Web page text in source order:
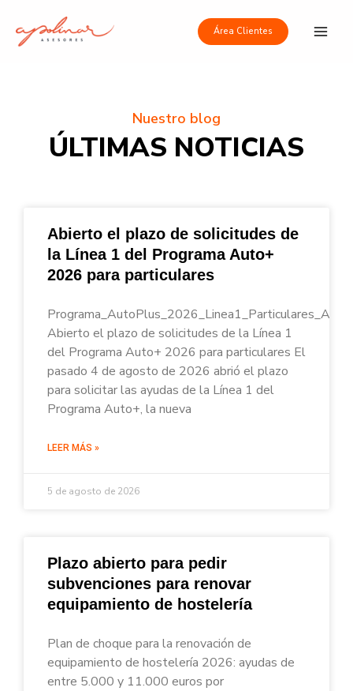
contenido
Área Clientes
Nuestro blog
ÚLTIMAS NOTICIAS
Abierto el plazo de solicitudes de
la Línea 1 del Programa Auto+
2026 para particulares
Abierto el plazo de solicitudes de la Línea 1
del Programa Auto+ 2026 para particulares El
pasado 4 de agosto de 2026 abrió el plazo
para solicitar las ayudas de la Línea 1 del
Programa Auto+, la nueva
LEER MÁS »
5 de agosto de 2026
Plazo abierto para pedir
subvenciones para renovar
equipamiento de hostelería
Plan de choque para la renovación de
equipamiento de hostelería 2026: ayudas de
entre 5.000 y 11.000 euros por